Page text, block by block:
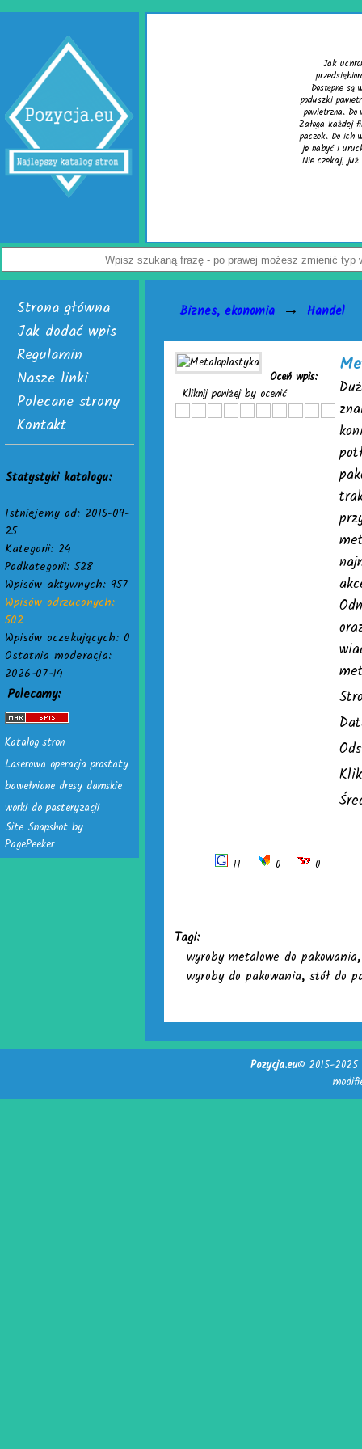
paczkę przed uszkodzeniem? Z tym pytaniem zmaga się wielu
Rozwiązaniem problemu są skuteczne wypełniacze do kartonów.
są w dwóch, interesujących wersjach. Pierwsza to cieszące się uznaniem
do paczek. Alternatywą dla nich jest chroniąca równie dobrze mata
Do wyrobu wymienionych wersji służy folia biodegradowalna do pakowania.
firmy handlowej mogą w łatwy sposób tworzyć wspomniane wypełniacze do
wytwarzania skonstruowano markowe urządzenia activaAir. Trzeba tylko
Skończą się problemy z częstymi zwrotami uszkodzonego towaru.
już teraz odwiedź stronę activaair.pl. Znajdziesz na niej pełną ofertę firmy
activaAir.
Strona główna
Jak dodać wpis
Regulamin
Nasze linki
Polecane strony
Kontakt
Statystyki katalogu:
Istniejemy od: 2015-09-
25
Kategorii: 24
Podkategorii: 528
Wpisów aktywnych: 957
Wpisów odrzuconych:
502
Wpisów oczekujących: 0
Ostatnia moderacja:
2026-07-14
Polecamy:
Katalog stron
Laserowa operacja prostaty
bawełniane dresy damskie
worki do pasteryzacji
Site Snapshot by
PagePeeker
Biznes, ekonomia → Handel
Oceń wpis:
Kliknij poniżej by ocenić
11 0 0
Tagi:
wyroby metalowe do pakowania
wyroby do pakowania, stół do
Pozycja.eu© 2015-